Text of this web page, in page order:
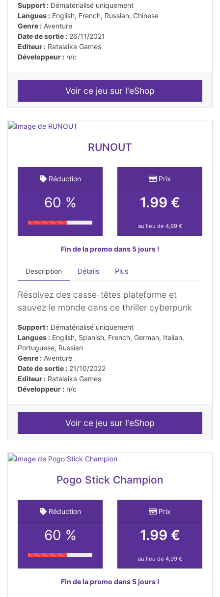
Support : Dématérialisé uniquement
Langues : English, French, Russian, Chinese
Genre : Aventure
Date de sortie : 26/11/2021
Editeur : Ratalaika Games
Développeur : n/c
Voir ce jeu sur l'eShop
RUNOUT
Réduction
60 %
Prix
1.99 €
au lieu de 4,99 €
Fin de la promo dans 5 jours !
Description Détails Plus
Résolvez des casse-têtes plateforme et
sauvez le monde dans ce thriller cyberpunk
Support : Dématérialisé uniquement
Langues : English, Spanish, French, German, Italian,
Portuguese, Russian
Genre : Aventure
Date de sortie : 21/10/2022
Editeur : Ratalaika Games
Développeur : n/c
Voir ce jeu sur l'eShop
Pogo Stick Champion
Réduction
60 %
Prix
1.99 €
au lieu de 4,99 €
Fin de la promo dans 5 jours !